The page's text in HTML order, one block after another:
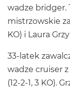
wadze bridger.
mistrzowskie
KO) i Laura
33-latek
wadze cruiser
(12-2-1, 3 KO).